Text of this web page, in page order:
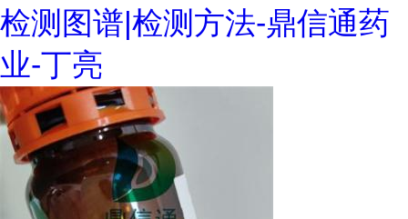
检测图谱|检测方法-鼎信通药
业-丁亮